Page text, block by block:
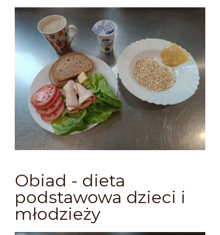
Obiad - dieta
podstawowa dzieci i
młodzieży